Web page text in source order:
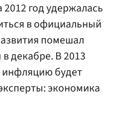
год удержалась
в официальный
помешал
декабре. В 2013
инфляцию будет
экономика